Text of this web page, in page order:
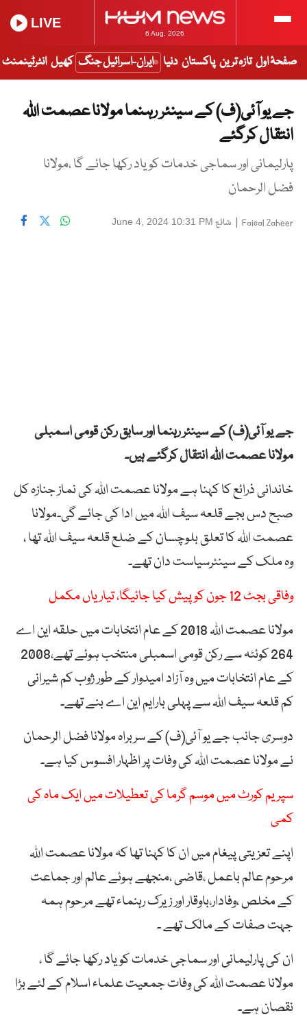
6 Aug, 2026
LIVE
صفحۂ اول تازہ ترین پاکستان دنیا ایران-اسرائیل جنگ کھیل انٹرٹینمنٹ
جے یو آئی(ف) کے سینئر رہنما مولانا عصمت اللہ
انتقال کرگئے
پارلیمانی اور سماجی خدمات کو یاد رکھا جائے گا ،مولانا
فضل الرحمان
Faisal Zaheer
| شائع June 4, 2024 10:31 PM
جے یو آئی(ف) کے سینئر رہنما اور سابق رکن قومی اسمبلی
مولانا عصمت اللہ انتقال کرگئے ہیں۔
خاندانی ذرائع کا کہنا ہے مولانا عصمت اللہ کی نماز جنازہ کل
صبح دس بجے قلعہ سیف اللہ میں ادا کی جائے گی۔مولانا
عصمت اللہ کا تعلق بلوچسان کے ضلع قلعہ سیف اللہ تھا ،
وہ ملک کے سینئرسیاست دان تھے۔
وفاقی بجٹ 12 جون کو پیش کیا جائیگا، تیاریاں مکمل
مولانا عصمت اللہ 2018 کے عام انتخابات میں حلقہ این اے
264 کوئٹہ سے رکن قومی اسمبلی منتخب ہوئے تھے،2008
کے عام انتخابات میں وہ آزاد امیدوار کے طور ژوب کم شیرانی
کم قلعہ سیف اللہ سے پہلی بارایم این اے بنے تھے۔
دوسری جانب جے یو آئی(ف) کے سربراہ مولانا فضل الرحمان
نے مولانا عصمت اللہ کی وفات پر اظہار افسوس کیا ہے۔
سپریم کورٹ میں موسم گرما کی تعطیلات میں ایک ماہ کی
کمی
اپنے تعزیتی پیغام میں ان کا کہنا تھا کہ مولانا عصمت اللہ
مرحوم عالم باعمل ،قاضی ،منجھے ہوئے عالم اور جماعت
کے مخلص ،وفادار،باوقار اور زیرک رہنماء تھے مرحوم ہمہ
جہت صفات کے مالک تھے ۔
ان کی پارلیمانی اور سماجی خدمات کو یاد رکھا جائے گا ،
مولانا عصمت اللہ کی وفات جمعیت علماء اسلام کے لئے بڑا
نقصان ہے۔